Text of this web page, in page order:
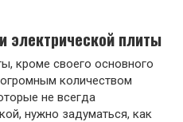
электрической плиты
кроме своего основного
количеством
не всегда
нужно задуматься, как